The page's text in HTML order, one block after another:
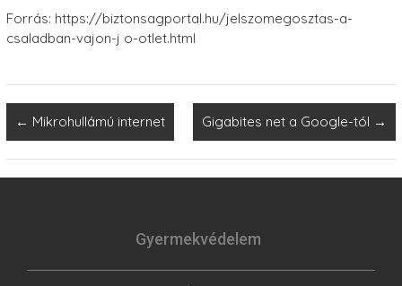
Forrás: https://biztonsagportal.hu/jelszomegosztas-a-
csaladban-vajon-j o-otlet.html
← Mikrohullámú internet Gigabites net a Google-tól →
Gyermekvédelem